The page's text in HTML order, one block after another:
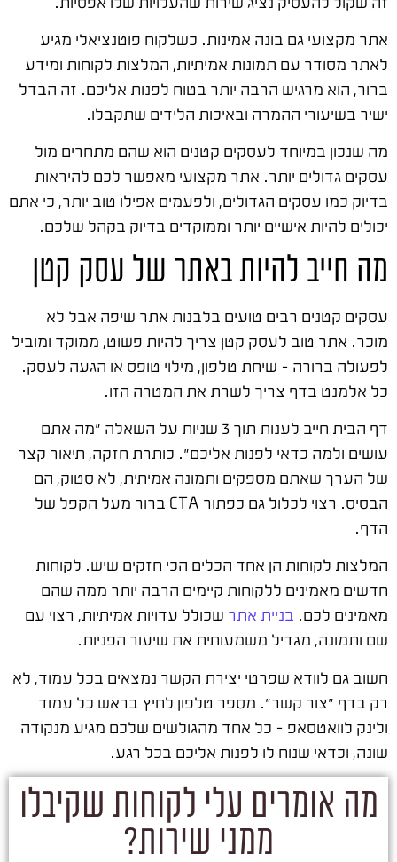
אתר מקצועי גם בונה אמינות. כשלקוח פוטנציאלי מגיע
לאתר מסודר עם תמונות אמיתיות, המלצות לקוחות ומידע
ברור, הוא מרגיש הרבה יותר בטוח לפנות אליכם. זה הבדל
ישיר בשיעורי ההמרה ובאיכות הלידים שתקבלו.
מה שנכון במיוחד לעסקים קטנים הוא שהם מתחרים מול
עסקים גדולים יותר. אתר מקצועי מאפשר לכם להיראות
בדיוק כמו עסקים הגדולים, ולפעמים אפילו טוב יותר, כי אתם
יכולים להיות אישיים יותר וממוקדים בדיוק בקהל שלכם.
מה חייב להיות באתר של עסק קטן
עסקים קטנים רבים טועים בלבנות אתר שיפה אבל לא
מוכר. אתר טוב לעסק קטן צריך להיות פשוט, ממוקד ומוביל
לפעולה ברורה – שיחת טלפון, מילוי טופס או הגעה לעסק.
כל אלמנט בדף צריך לשרת את המטרה הזו.
דף הבית חייב לענות תוך 3 שניות על השאלה "מה אתם
עושים ולמה כדאי לפנות אליכם". כותרת חזקה, תיאור קצר
של הערך שאתם מספקים ותמונה אמיתית, לא סטוק, הם
הבסיס. רצוי לכלול גם כפתור CTA ברור מעל הקפל של
הדף.
המלצות לקוחות הן אחד הכלים הכי חזקים שיש. לקוחות
חדשים מאמינים ללקוחות קיימים הרבה יותר ממה שהם
מאמינים לכם. בניית אתר שכולל עדויות אמיתיות, רצוי עם
שם ותמונה, מגדיל משמעותית את שיעור הפניות.
חשוב גם לוודא שפרטי יצירת הקשר נמצאים בכל עמוד, לא
רק בדף "צור קשר". מספר טלפון לחיץ בראש כל עמוד
ולינק לוואטסאפ – כל אחד מהגולשים שלכם מגיע מנקודה
שונה, וכדאי שנוח לו לפנות אליכם בכל רגע.
מה אומרים עלי לקוחות שקיבלו
ממני שירות?